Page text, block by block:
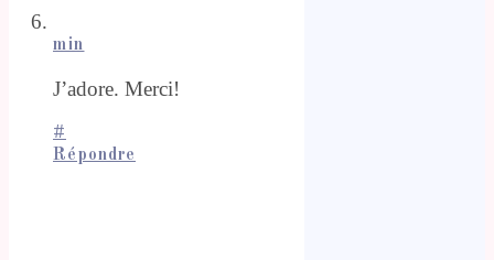
min
J’adore. Merci!
#
Répondre